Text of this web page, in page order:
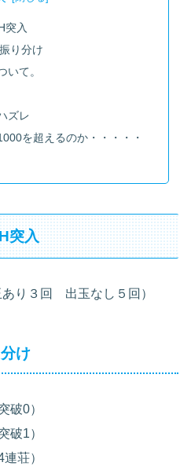
突入
り分け
いて。
ズレ
を超えるのか・・・・・
突入
り３回 出玉なし５回）
け
0）
1）
荘）